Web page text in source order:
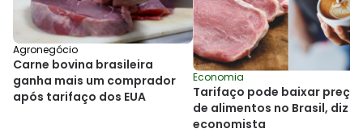
Agronegócio
Carne bovina brasileira
ganha mais um comprador
após tarifaço dos EUA
Economia
Tarifaço pode baixar
de alimentos no Brasil, diz
economista